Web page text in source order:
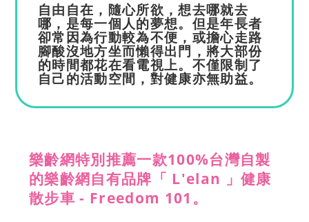
自由自在，隨心所欲，想去哪就去
哪，是每一個人的夢想。但是年長者
卻常因為行動較為不便，或擔心走路
腳酸沒地方坐而懶得出門，將大部份
的時間都花在看電視上。不僅限制了
自己的活動空間，對健康亦無助益。
樂齡網特別推薦一款100%台灣自製
的樂齡網自有品牌「 L'elan 」健康
散步車 - Freedom 101。